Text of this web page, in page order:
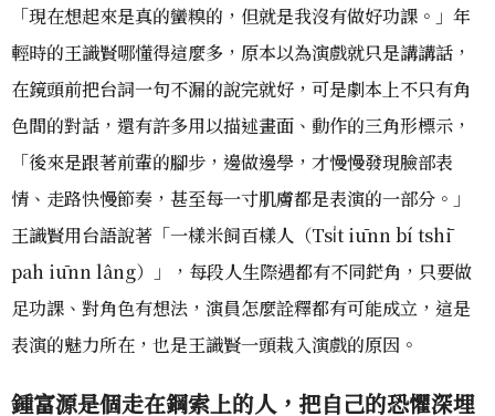
「現在想起來是真的蠻糗的，但就是我沒有做好功課。」年
輕時的王識賢哪懂得這麼多，原本以為演戲就只是講講話，
在鏡頭前把台詞一句不漏的說完就好，可是劇本上不只有角
色間的對話，還有許多用以描述畫面、動作的三角形標示，
「後來是跟著前輩的腳步，邊做邊學，才慢慢發現臉部表
情、走路快慢節奏，甚至每一寸肌膚都是表演的一部分。」
王識賢用台語說著「一樣米飼百樣人（Tsi̍t iūnn bí tshī
pah iūnn lâng）」，每段人生際遇都有不同鋩角，只要做
足功課、對角色有想法，演員怎麼詮釋都有可能成立，這是
表演的魅力所在，也是王識賢一頭栽入演戲的原因。
鍾富源是個走在鋼索上的人，把自己的恐懼深埋